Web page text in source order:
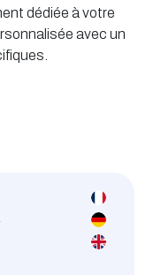
dédiée à votre
avec un